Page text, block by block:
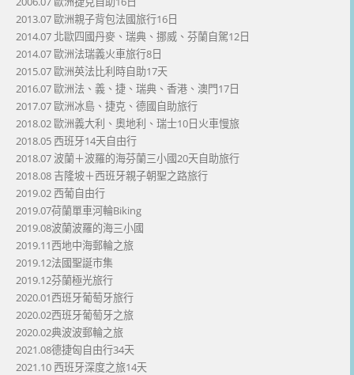
2013.07 歐洲親子背包法國旅行16日
2014.07 北歐四國丹麥、瑞典、挪威、芬蘭自駕12日
2014.07 歐洲法瑞義火車旅行8日
2015.07 歐洲英法比利時自助17天
2016.07 歐洲法、義、捷、瑞典、香港、澳門17日
2017.07 歐洲冰島、捷克、德國自助旅行
2018.02 歐洲義大利、奧地利、瑞士10日火車慢旅
2018.05 西班牙14天自由行
2018.07 波蘭＋波羅的海芬蘭三小國20天自助旅行
2018.08 吉隆坡＋西班牙親子朝聖之路旅行
2019.02 西葡自由行
2019.07荷蘭單車河輪Biking
2019.08波蘭波羅的海三小國
2019.11西地中海郵輪之旅
2019.12法國聖誕市集
2019.12芬蘭極光旅行
2020.01西班牙葡萄牙旅行
2020.02西班牙葡萄牙之旅
2020.02典波波郵輪之旅
2021.08德捷匈自由行34天
2021.10 西班牙深度之旅14天